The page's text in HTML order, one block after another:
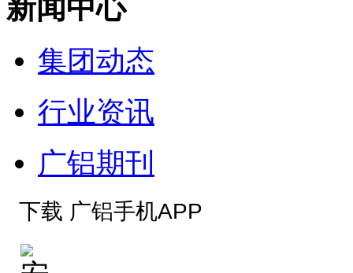
新闻中心
集团动态
行业资讯
广铝期刊
下载 广铝手机APP